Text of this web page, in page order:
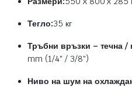
Тегло:35 кг
Тръбни връзки – течна /
mm (1/4″ / 3/8″)
Ниво на шум на